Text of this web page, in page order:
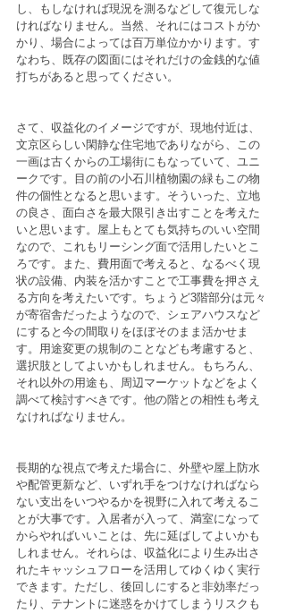
し、もしなければ現況を測るなどして復元しな
ければなりません。当然、それにはコストがか
かり、場合によっては百万単位かかります。す
なわち、既存の図面にはそれだけの金銭的な値
打ちがあると思ってください。
さて、収益化のイメージですが、現地付近は、
文京区らしい閑静な住宅地でありながら、この
一画は古くからの工場街にもなっていて、ユニ
ークです。目の前の小石川植物園の緑もこの物
件の個性となると思います。そういった、立地
の良さ、面白さを最大限引き出すことを考えた
いと思います。屋上もとても気持ちのいい空間
なので、これもリーシング面で活用したいとこ
ろです。また、費用面で考えると、なるべく現
状の設備、内装を活かすことで工事費を押さえ
る方向を考えたいです。ちょうど3階部分は元々
が寄宿舎だったようなので、シェアハウスなど
にすると今の間取りをほぼそのまま活かせま
す。用途変更の規制のことなども考慮すると、
選択肢としてよいかもしれません。もちろん、
それ以外の用途も、周辺マーケットなどをよく
調べて検討すべきです。他の階との相性も考え
なければなりません。
長期的な視点で考えた場合に、外壁や屋上防水
や配管更新など、いずれ手をつけなければなら
ない支出をいつやるかを視野に入れて考えるこ
とが大事です。入居者が入って、満室になって
からやればいいことは、先に延ばしてよいかも
しれません。それらは、収益化により生み出さ
れたキャッシュフローを活用してゆくゆく実行
できます。ただし、後回しにすると非効率だっ
たり、テナントに迷惑をかけてしまうリスクも